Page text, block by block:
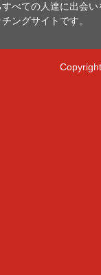
べての人達に出会
ングサイトです。